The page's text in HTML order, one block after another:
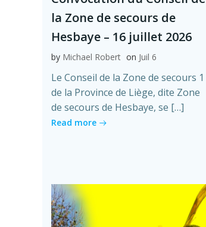
la Zone de secours de
Hesbaye – 16 juillet 2026
by Michael Robert on Juil 6
Le Conseil de la Zone de secours 1
de la Province de Liège, dite Zone
de secours de Hesbaye, se […]
Read more